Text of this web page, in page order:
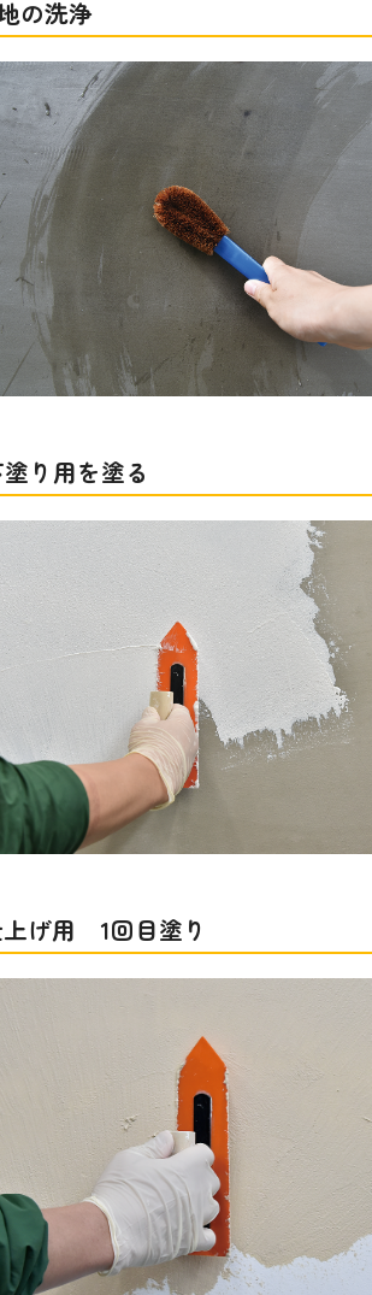
の洗浄
り用を塗る
上げ用 1回目塗り